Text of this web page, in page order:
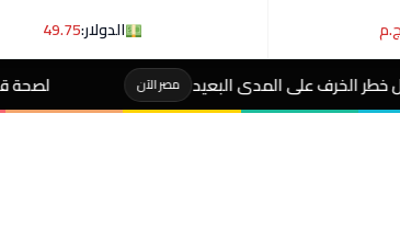
الدولار:49.75
البعيد مصر الآن لصحة قلبك..5 أطعمة غنية بالدهون الصحية